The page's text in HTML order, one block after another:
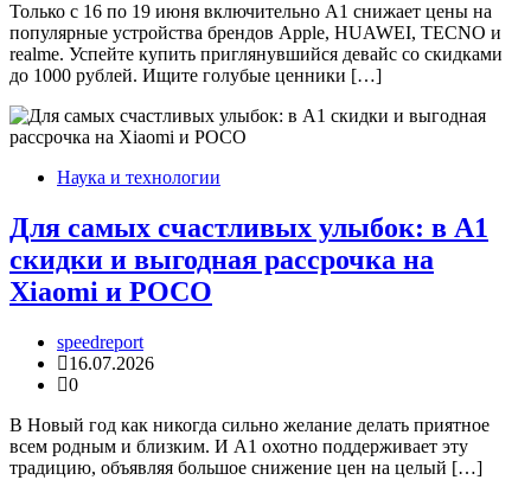
Только с 16 по 19 июня включительно А1 снижает цены на
популярные устройства брендов Apple, HUAWEI, TECNO и
realme. Успейте купить приглянувшийся девайс со скидками
до 1000 рублей. Ищите голубые ценники […]
Наука и технологии
Для самых счастливых улыбок: в А1
скидки и выгодная рассрочка на
Xiaomi и POCO
speedreport
16.07.2026
0
В Новый год как никогда сильно желание делать приятное
всем родным и близким. И А1 охотно поддерживает эту
традицию, объявляя большое снижение цен на целый […]